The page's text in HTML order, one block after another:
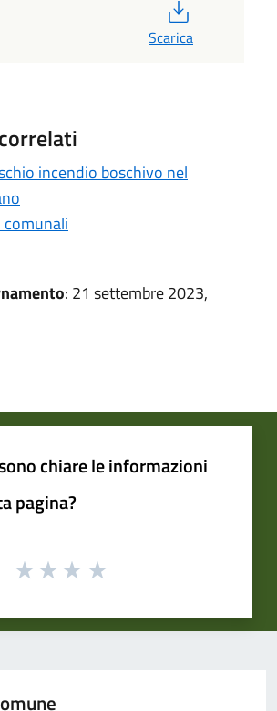
Scarica
incendio boschivo nel
: 21 settembre 2023,
chiare le informazioni
pagina?